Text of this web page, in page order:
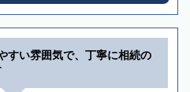
すい雰囲気で、丁寧に相続の